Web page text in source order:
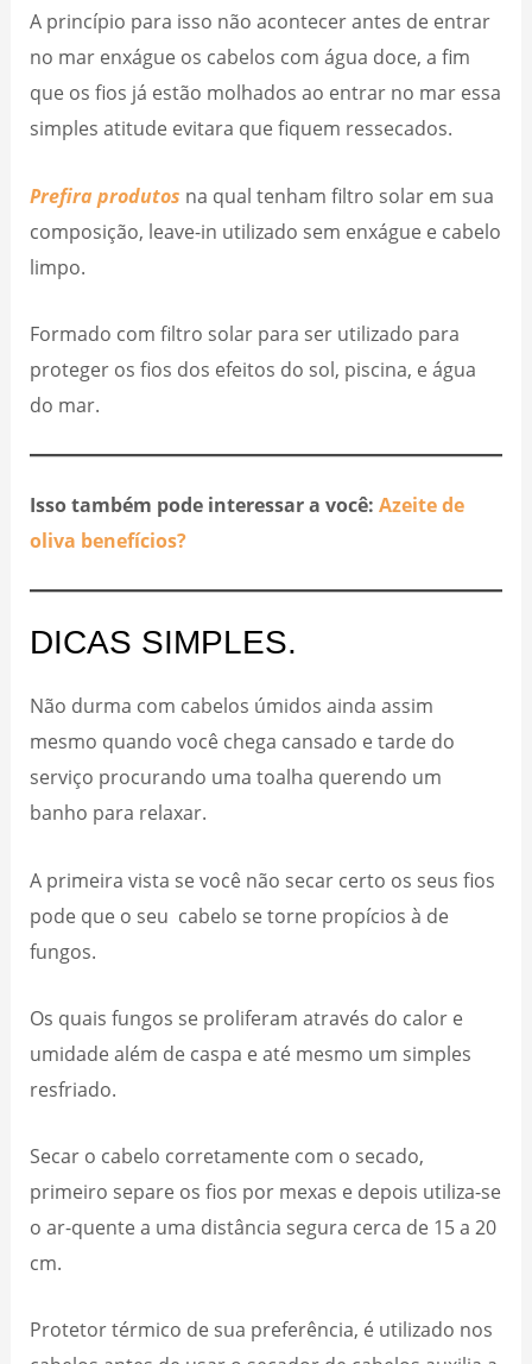
A princípio para isso não acontecer antes de entrar
no mar enxágue os cabelos com água doce, a fim
que os fios já estão molhados ao entrar no mar essa
simples atitude evitara que fiquem ressecados.
Prefira produtos na qual tenham filtro solar em sua
composição, leave-in utilizado sem enxágue e cabelo
limpo.
Formado com filtro solar para ser utilizado para
proteger os fios dos efeitos do sol, piscina, e água
do mar.
Isso também pode interessar a você:Azeite de
oliva benefícios?
DICAS SIMPLES.
Não durma com cabelos úmidos ainda assim
mesmo quando você chega cansado e tarde do
serviço procurando uma toalha querendo um
banho para relaxar.
A primeira vista se você não secar certo os seus fios
pode que o seu cabelo se torne propícios à de
fungos.
Os quais fungos se proliferam através do calor e
umidade além de caspa e até mesmo um simples
resfriado.
Secar o cabelo corretamente com o secado,
primeiro separe os fios por mexas e depois utiliza-se
o ar-quente a uma distância segura cerca de 15 a 20
cm.
Protetor térmico de sua preferência, é utilizado nos